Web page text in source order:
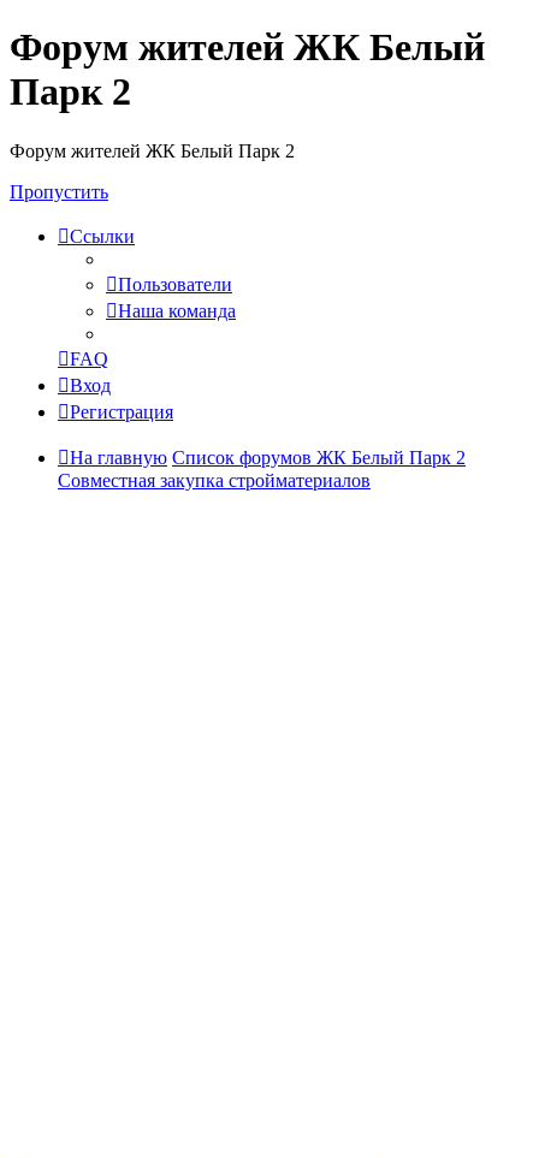
Форум жителей ЖК Белый
Парк 2
Форум жителей ЖК Белый Парк 2
Пропустить
Ссылки
Пользователи
Наша команда
FAQ
Вход
Регистрация
На главную Список форумов ЖК Белый Парк 2
Совместная закупка стройматериалов